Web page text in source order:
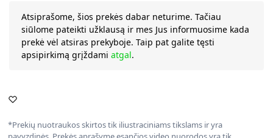
Atsiprašome, šios prekės dabar neturime. Tačiau
siūlome pateikti užklausą ir mes Jus informuosime kada
prekė vėl atsiras prekyboje. Taip pat galite tęsti
apsipirkimą grįždami atgal.
*Prekių nuotraukos skirtos tik iliustraciniams tikslams ir yra